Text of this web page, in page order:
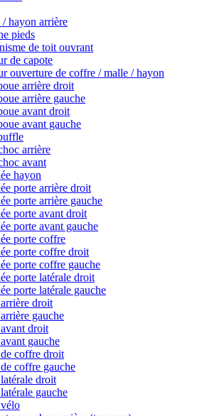
hayon arrière
pieds
de toit ouvrant
de capote
ouverture de coffre / malle / hayon
arrière droit
arrière gauche
avant droit
avant gauche
arrière
avant
hayon
porte arrière droit
porte arrière gauche
porte avant droit
porte avant gauche
porte coffre
porte coffre droit
porte coffre gauche
porte latérale droit
porte latérale gauche
droit
gauche
droit
gauche
coffre droit
coffre gauche
droit
gauche